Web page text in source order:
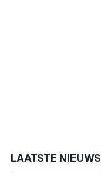
LAATSTE NIEUWS